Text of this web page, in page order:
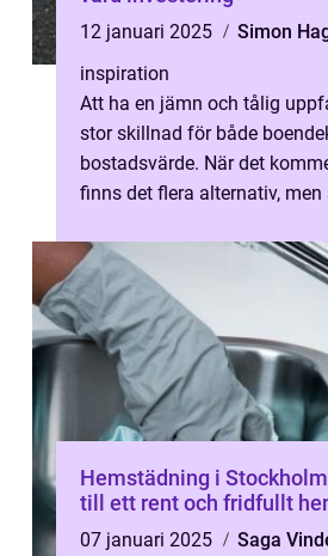
12 januari 2025
Simon
inspiration
Att ha en jämn och tålig
stor skillnad för både
bostadsvärde. När det
finns det flera alternativ, men
Hemstädning i
till ett rent och fridfullt
07 januari 2025
Saga